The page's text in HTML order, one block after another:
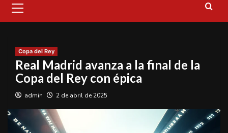
primario
Copa del Rey
Real Madrid avanza a la final de la
Copa del Rey con épica
admin 2 de abril de 2025